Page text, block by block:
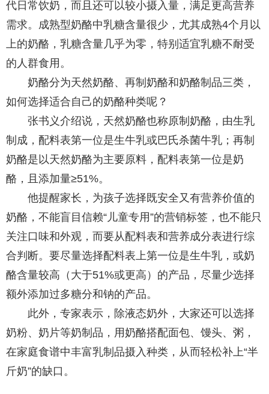
代日常饮奶，而且还可以较小摄入量，满足更高营养
需求。成熟型奶酪中乳糖含量很少，尤其成熟4个月以
上的奶酪，乳糖含量几乎为零，特别适宜乳糖不耐受
的人群食用。
奶酪分为天然奶酪、再制奶酪和奶酪制品三类，
如何选择适合自己的奶酪种类呢？
张书义介绍说，天然奶酪也称原制奶酪，由生乳
制成，配料表第一位是生牛乳或巴氏杀菌牛乳；再制
奶酪是以天然奶酪为主要原料，配料表第一位是奶
酪，且添加量≥51%。
他提醒家长，为孩子选择既安全又有营养价值的
奶酪，不能盲目信赖“儿童专用”的营销标签，也不能只
关注口味和外观，而要从配料表和营养成分表进行综
合判断。要尽量选择配料表上第一位是生牛乳，或奶
酪含量较高（大于51%或更高）的产品，尽量少选择
额外添加过多糖分和钠的产品。
此外，专家表示，除液态奶外，大家还可以选择
奶粉、奶片等奶制品，用奶酪搭配面包、馒头、粥，
在家庭食谱中丰富乳制品摄入种类，从而轻松补上“半
斤奶”的缺口。